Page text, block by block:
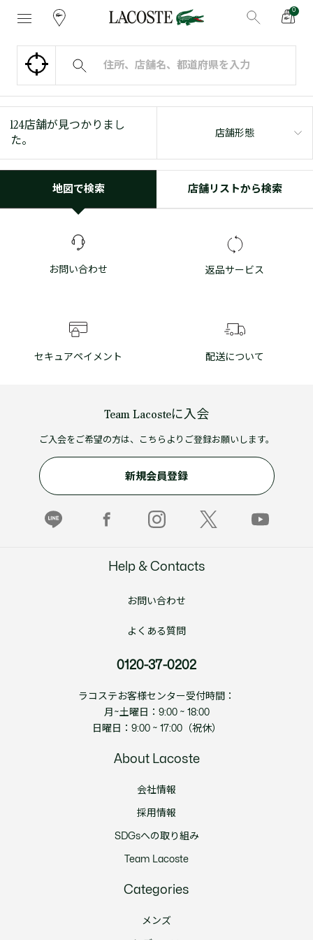
0
124店舗が見つかりまし
た。
店舗形態
地図で検索 店舗リストから検索
お問い合わせ 返品サービス
セキュアペイメント 配送について
Team Lacosteに入会
ご入会をご希望の方は、こちらよりご登録お願いします。
新規会員登録
Help & Contacts
お問い合わせ
よくある質問
0120-37-0202
ラコステお客様センター受付時間：
月~土曜日：9:00 ~ 18:00
日曜日：9:00 ~ 17:00（祝休）
About Lacoste
会社情報
採用情報
SDGsへの取り組み
Team Lacoste
Categories
メンズ